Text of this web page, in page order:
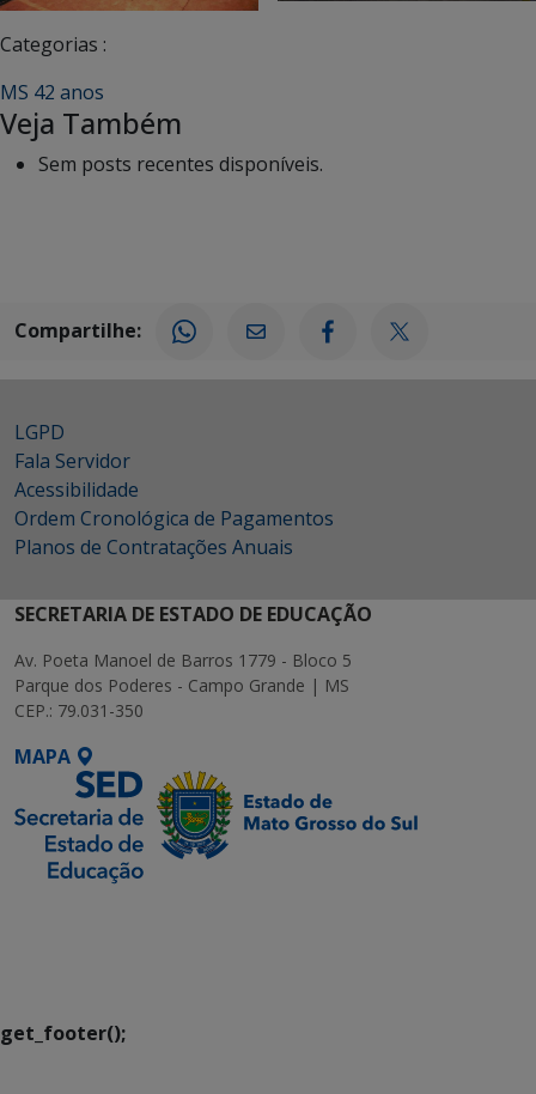
Categorias :
MS 42 anos
Veja Também
Sem posts recentes disponíveis.
Compartilhe:
LGPD
Fala Servidor
Acessibilidade
Ordem Cronológica de Pagamentos
Planos de Contratações Anuais
SECRETARIA DE ESTADO DE EDUCAÇÃO
Av. Poeta Manoel de Barros 1779 - Bloco 5
Parque dos Poderes - Campo Grande | MS
CEP.: 79.031-350
MAPA
get_footer();